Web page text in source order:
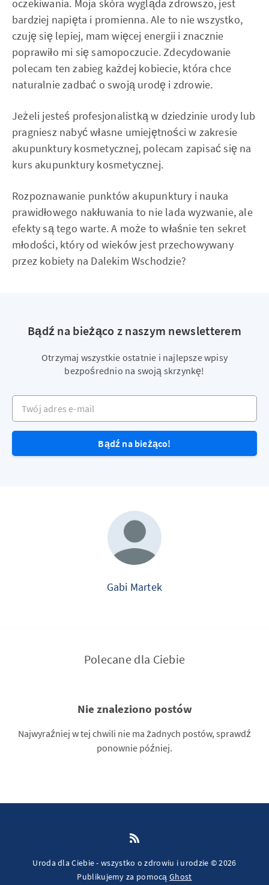
oczekiwania. Moja skóra wygląda zdrowszo, jest
bardziej napięta i promienna. Ale to nie wszystko,
czuję się lepiej, mam więcej energii i znacznie
poprawiło mi się samopoczucie. Zdecydowanie
polecam ten zabieg każdej kobiecie, która chce
naturalnie zadbać o swoją urodę i zdrowie.
Jeżeli jesteś profesjonalistką w dziedzinie urody lub
pragniesz nabyć własne umiejętności w zakresie
akupunktury kosmetycznej, polecam zapisać się na
kurs akupunktury kosmetycznej.
Rozpoznawanie punktów akupunktury i nauka
prawidłowego nakłuwania to nie lada wyzwanie, ale
efekty są tego warte. A może to właśnie ten sekret
młodości, który od wieków jest przechowywany
przez kobiety na Dalekim Wschodzie?
Bądź na bieżąco z naszym newsletterem
Otrzymaj wszystkie ostatnie i najlepsze wpisy
bezpośrednio na swoją skrzynkę!
Twój adres e-mail
Bądź na bieżąco!
Gabi Martek
Polecane dla Ciebie
Nie znaleziono postów
Najwyraźniej w tej chwili nie ma żadnych postów, sprawdź
ponownie później.
Uroda dla Ciebie - wszystko o zdrowiu i urodzie © 2026
Publikujemy za pomocąGhost